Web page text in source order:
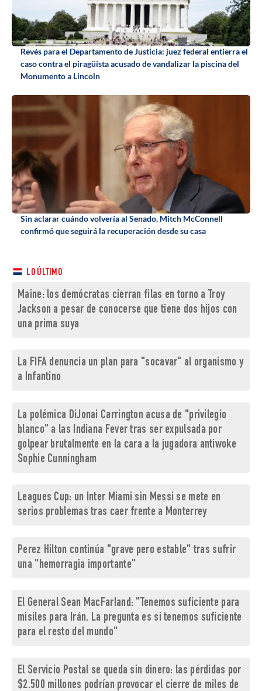
Revés para el Departamento de Justicia: juez federal entierra el
caso contra el piragüista acusado de vandalizar la piscina del
Monumento a Lincoln
Sin aclarar cuándo volvería al Senado, Mitch McConnell
confirmó que seguirá la recuperación desde su casa
LO ÚLTIMO
Maine: los demócratas cierran filas en torno a Troy
Jackson a pesar de conocerse que tiene dos hijos con
una prima suya
La FIFA denuncia un plan para "socavar" al organismo y
a Infantino
La polémica DiJonai Carrington acusa de "privilegio
blanco" a las Indiana Fever tras ser expulsada por
golpear brutalmente en la cara a la jugadora antiwoke
Sophie Cunningham
Leagues Cup: un Inter Miami sin Messi se mete en
serios problemas tras caer frente a Monterrey
Perez Hilton continúa "grave pero estable" tras sufrir
una "hemorragia importante"
El General Sean MacFarland: "Tenemos suficiente para
misiles para Irán. La pregunta es si tenemos suficiente
para el resto del mundo"
El Servicio Postal se queda sin dinero: las pérdidas por
$2.500 millones podrían provocar el cierre de miles de